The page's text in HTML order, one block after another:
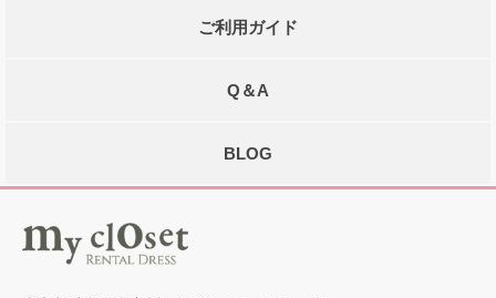
ご利用ガイド
Q＆A
BLOG